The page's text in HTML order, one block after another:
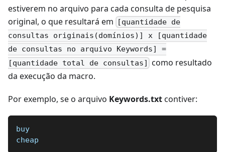
estiverem no arquivo para cada consulta de pesquisa
original, o que resultará em
[quantidade de
consultas originais(domínios)] x [quantidade
de consultas no arquivo Keywords] =
[quantidade total de consultas] como resultado
da execução da macro.
Por exemplo, se o arquivo Keywords.txtcontiver:
buy
cheap